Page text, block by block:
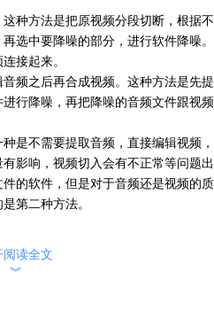
种方法是把原视频分段切断，根据不
选中要降噪的部分，进行软件降噪。
接起来。
频之后再合成视频。这种方法是先提
行降噪，再把降噪的音频文件跟视频
是不需要提取音频，直接编辑视频，
影响，视频切入会有不正常等问题出
的软件，但是对于音频还是视频的质
第二种方法。
频文件这一步骤。
阅读全文
︾